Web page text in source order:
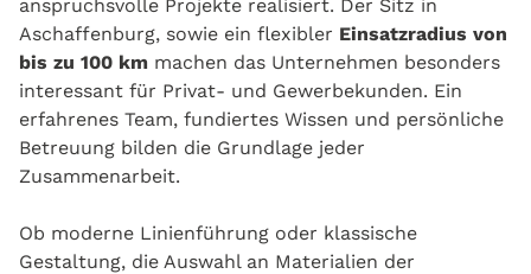
anspruchsvolle Projekte realisiert. Der Sitz in
Aschaffenburg, sowie ein flexibler Einsatzradius von
bis zu 100 km machen das Unternehmen besonders
interessant für Privat- und Gewerbekunden. Ein
erfahrenes Team, fundiertes Wissen und persönliche
Betreuung bilden die Grundlage jeder
Zusammenarbeit.
Ob moderne Linienführung oder klassische
Gestaltung, die Auswahl an Materialien der